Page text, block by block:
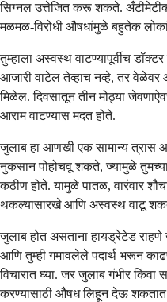
सिग्नल उत्तेजित करू शकते.
मळमळ-विरोधी औषधांमुळे बहुतेक
तुम्हाला अस्वस्थ वाटण्यापूर्वीच
आजारी वाटेल तेव्हाच नव्हे, तर वेळेवर
मिळेल. दिवसातून तीन मोठ्या
आराम वाटण्यास मदत होते.
जुलाब हा आणखी एक सामान्य त्रास
नुकसान पोहोचवू शकते, ज्यामुळे तुमच्या
कठीण होते. यामुळे पातळ, वारंवार
थकल्यासारखे आणि अस्वस्थ वाटू
जुलाब होत असताना हायड्रेटेड राहणे
आणि तुम्ही गमावलेले पदार्थ भरून
विचारात घ्या. जर जुलाब गंभीर
करण्यासाठी औषध लिहून देऊ